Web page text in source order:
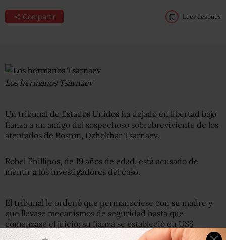
Compartir Leer después
Los hermanos Tsarnaev
Un tribunal de Estados Unidos ha dejado en libertad bajo
fianza a un amigo del sospechoso sobrebreviviente de los
atentados de Boston, Dzhokhar Tsarnaev.
Robel Phillipos, de 19 años de edad, está acusado de
mentir a los investigadores del caso.
El tribunal le ordenó que permaneciese con su madre y
que llevase mecanismos de seguridad hasta que
comenzase el juicio; su fianza se estableció en US$
100.000.